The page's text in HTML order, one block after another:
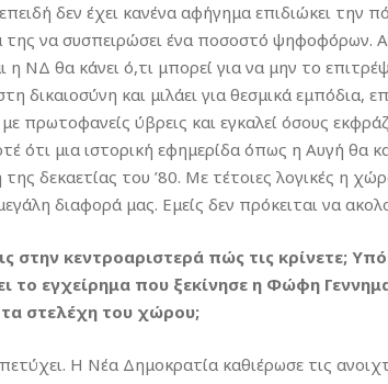
δεν έχει κανένα αφήγημα επιδιώκει την
να συσπειρώσει ένα ποσοστό ψηφοφόρων.
η ΝΔ θα κάνει ό,τι μπορεί για να μην το
δικαιοσύνη και μιλάει για θεσμικά εμπόδια,
πρωτοφανείς ύβρεις και εγκαλεί όσους
ότι μια ιστορική εφημερίδα όπως η Αυγή θα
της δεκαετίας του ’80. Με τέτοιες λογικές η
μεγάλη διαφορά μας. Εμείς δεν πρόκειται να
στην κεντροαριστερά πώς τις κρίνετε;
το εγχείρημα που ξεκίνησε η Φώφη
στελέχη του χώρου;
Η Νέα Δημοκρατία καθιέρωσε τις